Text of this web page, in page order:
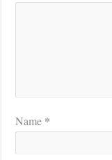
Name *